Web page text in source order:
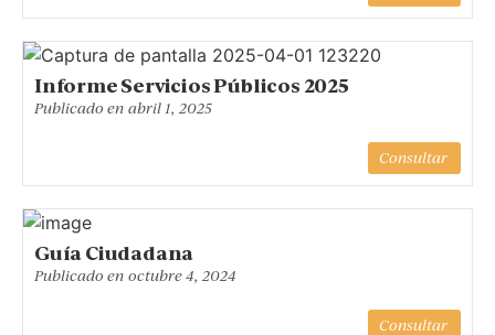
Informe Servicios Públicos 2025
Publicado en abril 1, 2025
Consultar
Guía Ciudadana
Publicado en octubre 4, 2024
Consultar